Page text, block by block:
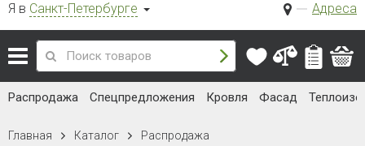
Я в Санкт-Петербурге Адреса
Распродажа Спецпредложения Кровля Фасад
Главная Каталог Распродажа